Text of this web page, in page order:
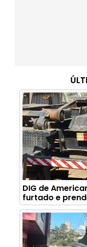
DIG de
furtado e